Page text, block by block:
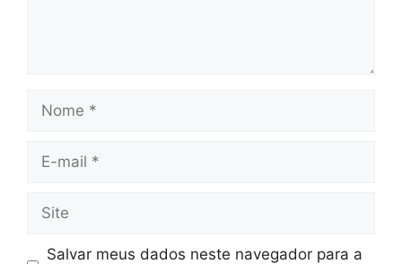
Nome
Site
Salvar meus dados neste navegador para a